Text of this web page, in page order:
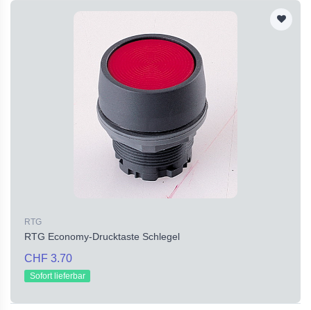
RTG
RTG Economy-Drucktaste Schlegel
CHF 3.70
Sofort lieferbar